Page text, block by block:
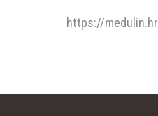
https://medulin.hr